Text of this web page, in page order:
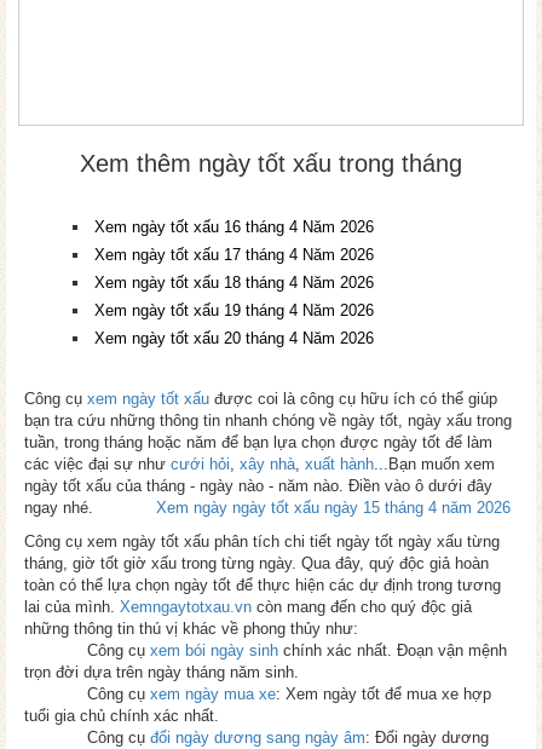
Xem thêm ngày tốt xấu trong tháng
Xem ngày tốt xấu 16 tháng 4 Năm 2026
Xem ngày tốt xấu 17 tháng 4 Năm 2026
Xem ngày tốt xấu 18 tháng 4 Năm 2026
Xem ngày tốt xấu 19 tháng 4 Năm 2026
Xem ngày tốt xấu 20 tháng 4 Năm 2026
Công cụ xem ngày tốt xấu được coi là công cụ hữu ích có thể giúp
bạn tra cứu những thông tin nhanh chóng về ngày tốt, ngày xấu trong
tuần, trong tháng hoặc năm để bạn lựa chọn được ngày tốt để làm
các việc đại sự như cưới hỏi, xây nhà, xuất hành...Bạn muốn xem
ngày tốt xấu của tháng - ngày nào - năm nào. Điền vào ô dưới đây
ngay nhé.
Xem ngày ngày tốt xấu ngày 15 tháng 4 năm 2026
Công cụ xem ngày tốt xấu phân tích chi tiết ngày tốt ngày xấu từng
tháng, giờ tốt giờ xấu trong từng ngày. Qua đây, quý độc giả hoàn
toàn có thể lựa chọn ngày tốt để thực hiện các dự định trong tương
lai của mình. Xemngaytotxau.vn còn mang đến cho quý độc giả
những thông tin thú vị khác về phong thủy như:
Công cụ xem bói ngày sinh chính xác nhất. Đoạn vận mệnh
trọn đời dựa trên ngày tháng năm sinh.
Công cụ xem ngày mua xe: Xem ngày tốt để mua xe hợp
tuổi gia chủ chính xác nhất.
Công cụ đổi ngày dương sang ngày âm: Đổi ngày dương